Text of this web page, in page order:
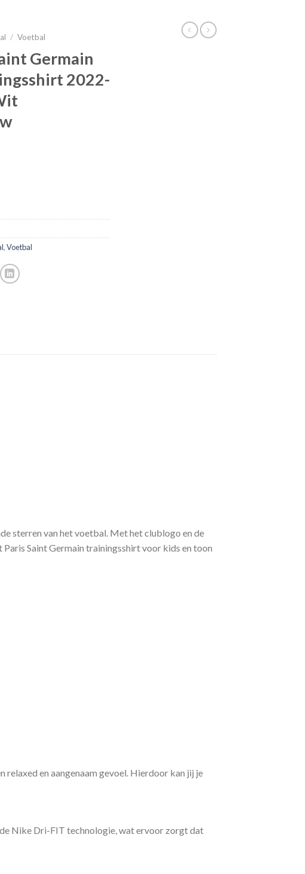
/ Voetbal
Germain
2022-
,Voetbal
sterren van het voetbal. Met het clublogo en de
Saint Germain trainingsshirt voor kids en toon
en aangenaam gevoel. Hierdoor kan jij je
Nike Dri-FIT technologie, wat ervoor zorgt dat